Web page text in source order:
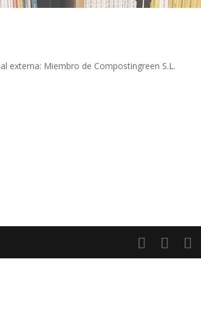
externa: Miembro de Compostingreen S.L.